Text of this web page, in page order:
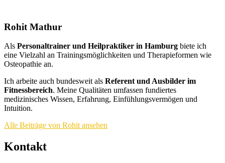
Rohit Mathur
Als Personaltrainer und Heilpraktiker in Hamburg biete ich
eine Vielzahl an Trainingsmöglichkeiten und Therapieformen wie
Osteopathie an.
Ich arbeite auch bundesweit als Referent und Ausbilder im
Fitnessbereich. Meine Qualitäten umfassen fundiertes
medizinisches Wissen, Erfahrung, Einfühlungsvermögen und
Intuition.
Alle Beiträge von Rohit ansehen
Kontakt